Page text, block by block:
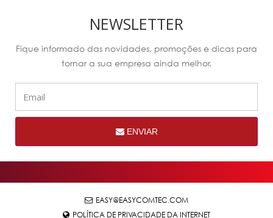
NEWSLETTER
Fique informado das novidades, promoções e dicas para
tornar a sua empresa ainda melhor.
ENVIAR
EASY@EASYCOMTEC.COM
POLÍTICA DE PRIVACIDADE DA INTERNET